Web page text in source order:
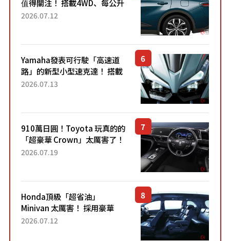
值得關注！ 搭載4WD、每公升
22.4公里低油耗表現超亮眼！
2026.07.12
Yamaha發表可行駛「高速道
路」的新型小型速克達！ 搭載
能享受超強勁「渦輪感」的動
2026.07.13
910萬日圓！Toyota 玩真的的
「超豪華 Crown」太厲害了！
採用由「匠人技藝」打造的
2026.07.19
Honda頂級「超省油」
Minivan 太厲害！ 採用豪華
「真皮座椅」與專屬「黑色內
2026.07.12